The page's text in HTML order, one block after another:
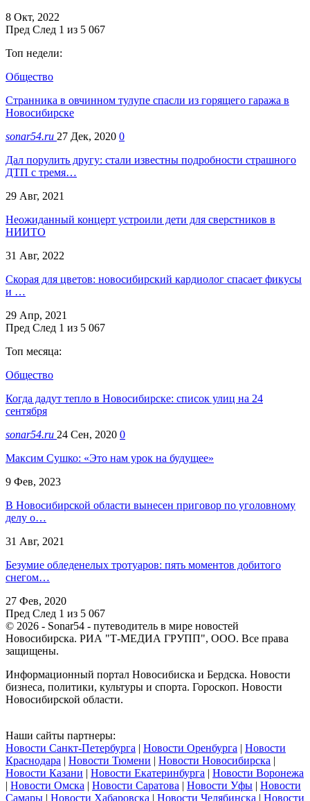
8 Окт, 2022
Пред След 1 из 5 067
Топ недели:
Общество
Странника в овчинном тулупе спасли из горящего гаража в
Новосибирске
sonar54.ru 27 Дек, 2020 0
Дал порулить другу: стали известны подробности страшного
ДТП с тремя…
29 Авг, 2021
Неожиданный концерт устроили дети для сверстников в
НИИТО
31 Авг, 2022
Скорая для цветов: новосибирский кардиолог спасает фикусы
и …
29 Апр, 2021
Пред След 1 из 5 067
Топ месяца:
Общество
Когда дадут тепло в Новосибирске: список улиц на 24
сентября
sonar54.ru 24 Сен, 2020 0
Максим Сушко: «Это нам урок на будущее»
9 Фев, 2023
В Новосибирской области вынесен приговор по уголовному
делу о…
31 Авг, 2021
Безумие обледенелых тротуаров: пять моментов добитого
снегом…
27 Фев, 2020
Пред След 1 из 5 067
© 2026 - Sonar54 - путеводитель в мире новостей
Новосибирска. РИА "Т-МЕДИА ГРУПП", ООО. Все права
защищены.
Информационный портал Новосибиска и Бердска. Новости
бизнеса, политики, культуры и спорта. Гороскоп. Новости
Новосибирской области.
Наши сайты партнеры:
Новости Санкт-Петербурга | Новости Оренбурга | Новости
Краснодара | Новости Тюмени | Новости Новосибирска |
Новости Казани | Новости Екатеринбурга | Новости Воронежа
| Новости Омска | Новости Саратова | Новости Уфы | Новости
Самары | Новости Хабаровска | Новости Челябинска | Новости